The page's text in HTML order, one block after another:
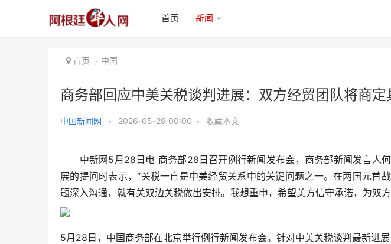
首页 新闻
首页 中国
商务部回应中美关税谈判进展：双方经贸团队将商
中国新闻网 • 2026-05-29 00:00 • 收藏本文
中新网5月28日电 商务部28日召开例行新闻发布会，商务部新闻发言人何
展的提问时表示，“关税一直是中美经贸关系中的关键问题之一。在两国元首
题深入沟通，就有关双边关税做出安排。我想重申，希望美方信守承诺，为双
5月28日，中国商务部在北京举行例行新闻发布会。针对中美关税谈判最新进
方经贸团队将商定具体安